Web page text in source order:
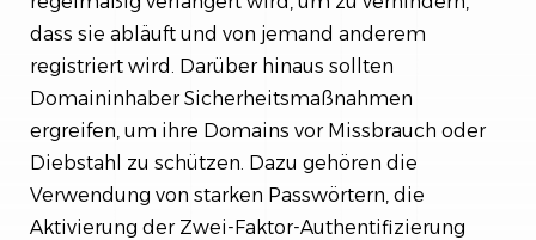
dass sie abläuft und von jemand anderem
registriert wird. Darüber hinaus sollten
Domaininhaber Sicherheitsmaßnahmen
ergreifen, um ihre Domains vor Missbrauch oder
Diebstahl zu schützen. Dazu gehören die
Verwendung von starken Passwörtern, die
Aktivierung der Zwei-Faktor-Authentifizierung